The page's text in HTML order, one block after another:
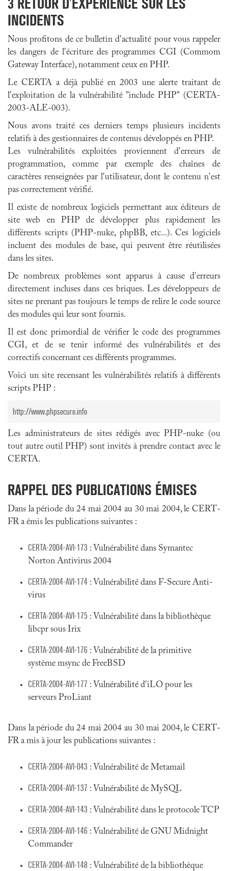
INCIDENTS
Nous profitons de ce bulletin d'actualité pour vous rappeler
les dangers de l'écriture des programmes CGI (Commom
Gateway Interface), notamment ceux en PHP.
Le CERTA a déjà publié en 2003 une alerte traitant de
l'exploitation de la vulnérabilité "include PHP" (CERTA-
2003-ALE-003).
Nous avons traité ces derniers temps plusieurs incidents
relatifs à des gestionnaires de contenus développés en PHP.
Les vulnérabilités exploitées proviennent d'erreurs de
programmation, comme par exemple des chaînes de
caractères renseignées par l'utilisateur, dont le contenu n'est
pas correctement vérifié.
Il existe de nombreux logiciels permettant aux éditeurs de
site web en PHP de développer plus rapidement les
différents scripts (PHP-nuke,phpBB, etc...). Ces logiciels
incluent des modules de base, qui peuvent être réutilisées
dans les sites.
De nombreux problèmes sont apparus à cause d'erreurs
directement incluses dans ces briques. Les développeurs de
sites ne prenant pas toujours le temps de relire le code source
des modules qui leur sont fournis.
Il est donc primordial de vérifier le code des programmes
CGI, et de se tenir informé des vulnérabilités et des
correctifs concernant ces différents programmes.
Voici un site recensant les vulnérabilités relatifs à différents
scripts PHP :
http://www.phpsecure.info
Les administrateurs de sites rédigés avecPHP-nuke (ou
tout autre outil PHP) sont invités à prendre contact avec le
CERTA.
RAPPEL DES PUBLICATIONS ÉMISES
Dans la période du 24 mai 2004 au 30 mai 2004, le CERT-
FR a émis les publications suivantes :
CERTA-2004-AVI-173 : Vulnérabilité dans Symantec
Norton Antivirus 2004
CERTA-2004-AVI-174 : Vulnérabilité dans F-Secure Anti-
virus
CERTA-2004-AVI-175 : Vulnérabilité dans la bibliothèque
libcpr sous Irix
CERTA-2004-AVI-176 : Vulnérabilité de la primitive
système msync de FreeBSD
CERTA-2004-AVI-177 : Vulnérabilité d'iLO pour les
serveurs ProLiant
Dans la période du 24 mai 2004 au 30 mai 2004, le CERT-
FR a mis à jour les publications suivantes :
CERTA-2004-AVI-043 : Vulnérabilité de Metamail
CERTA-2004-AVI-137 : Vulnérabilité de MySQL
CERTA-2004-AVI-143 : Vulnérabilité dans le protocole TCP
CERTA-2004-AVI-146 : Vulnérabilité de GNU Midnight
Commander
CERTA-2004-AVI-148 : Vulnérabilité de la bibliothèque